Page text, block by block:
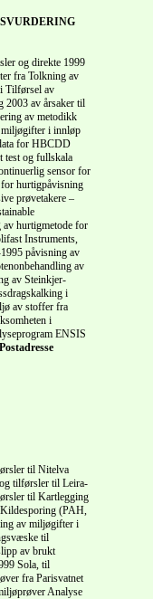
og direkte 1999
fra Tolkning av
Tilførsel av
2003 av årsaker til
av metodikk
miljøgifter i innløp
for HBCDD
test og fullskala
sensor for
hurtigpåvisning
prøvetakere –
hurtigmetode for
Instruments,
påvisning av
av
av Steinkjer-
i
av stoffer fra
i
ENSIS
Postadresse
til Nitelva
tilførsler til Leira-
til Kartlegging
(PAH,
av miljøgifter i
til
av brukt
Sola, til
fra Parisvatnet
Analyse